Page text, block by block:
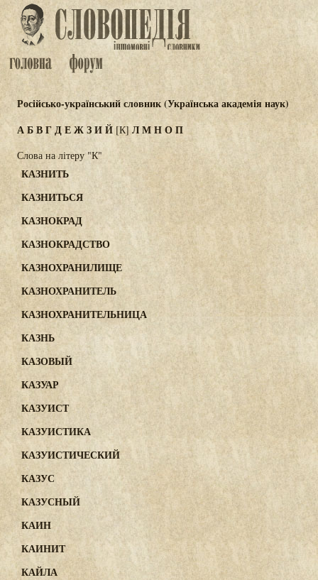
Російсько-український словник (Українська академія наук)
АБВГДЕЖЗИЙ [К]ЛМНОП
Слова на літеру "К"
КАЗНИТЬ
КАЗНИТЬСЯ
КАЗНОКРАД
КАЗНОКРАДСТВО
КАЗНОХРАНИЛИЩЕ
КАЗНОХРАНИТЕЛЬ
КАЗНОХРАНИТЕЛЬНИЦА
КАЗНЬ
КАЗОВЫЙ
КАЗУАР
КАЗУИСТ
КАЗУИСТИКА
КАЗУИСТИЧЕСКИЙ
КАЗУС
КАЗУСНЫЙ
КАИН
КАИНИТ
КАЙЛА